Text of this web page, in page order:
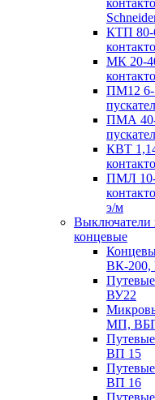
КТП 80-
МК 20-
ПМ12 6-
ПМА
КВТ
ПМЛ
э/м
Выключатели
концевые
ВК-200,
ВУ22
МП,
ВП 15
ВП 16